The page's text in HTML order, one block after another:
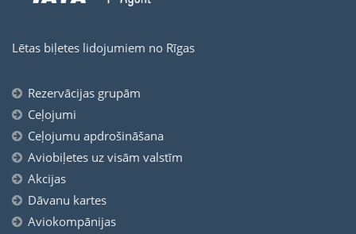
Lētas biļetes lidojumiem no Rīgas
Rezervācijas grupām
Ceļojumi
Ceļojumu apdrošināšana
Aviobiļetes uz visām valstīm
Akcijas
Dāvanu kartes
Aviokompānijas